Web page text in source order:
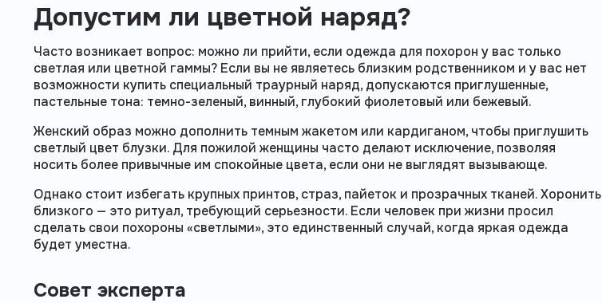
Допустим ли цветной наряд?
Часто возникает вопрос: можно ли прийти, если одежда для похорон у вас только
светлая или цветной гаммы? Если вы не являетесь близким родственником и у вас нет
возможности купить специальный траурный наряд, допускаются приглушенные,
пастельные тона: темно-зеленый, винный, глубокий фиолетовый или бежевый.
Женский образ можно дополнить темным жакетом или кардиганом, чтобы приглушить
светлый цвет блузки. Для пожилой женщины часто делают исключение, позволяя
носить более привычные им спокойные цвета, если они не выглядят вызывающе.
Однако стоит избегать крупных принтов, страз, пайеток и прозрачных тканей. Хоронить
близкого — это ритуал, требующий серьезности. Если человек при жизни просил
сделать свои похороны «светлыми», это единственный случай, когда яркая одежда
будет уместна.
Совет эксперта